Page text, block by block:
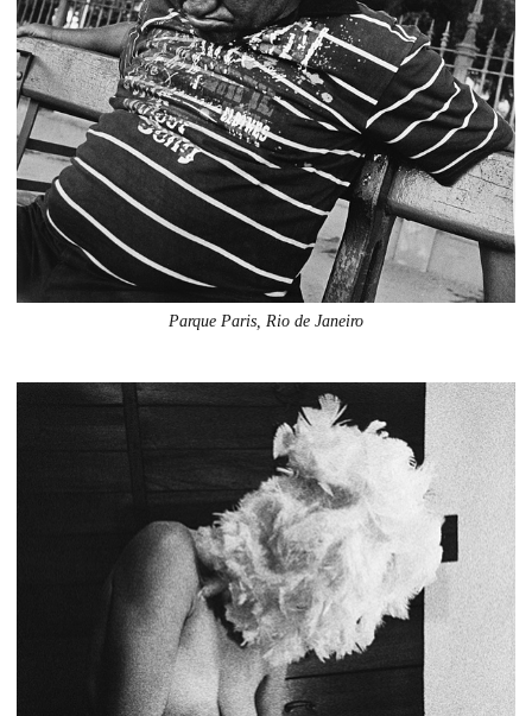
Parque Paris, Rio de Janeiro